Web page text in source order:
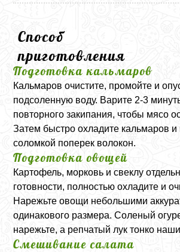
Способ
приготовления
Подготовка кальмаров
Кальмаров очистите, промойте и
подсоленную воду. Варите 2-3
повторного закипания, чтобы мясо
Затем быстро охладите кальмаров и
соломкой поперек волокон.
Подготовка овощей
Картофель, морковь и свеклу
готовности, полностью охладите и
Нарежьте овощи небольшими
одинакового размера. Соленый
нарежьте, а репчатый лук тонко
Смешивание салата